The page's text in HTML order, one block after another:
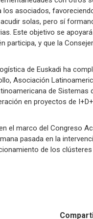
los asociados,
solas, pero sí
Este objetivo se
participa, y que la
de Euskadi ha
Asociación
de
en proyectos de
el marco del Congreso
pasada en la
de los